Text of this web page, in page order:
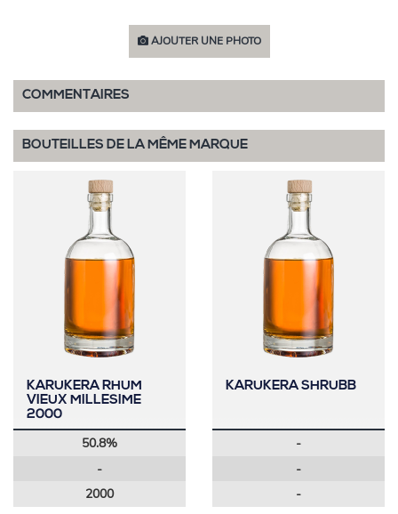
AJOUTER UNE PHOTO
COMMENTAIRES
BOUTEILLES DE LA MÊME MARQUE
KARUKERA RHUM
VIEUX MILLESIME
2000
50.8%
-
2000
KARUKERA SHRUBB
-
-
-